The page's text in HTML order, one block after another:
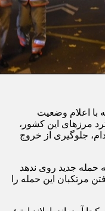
با اعلام وضعیت
مرزهای این کشور،
جلوگیری از خروج
که حمله جدید روی ندهد
مرتکبان این حمله را